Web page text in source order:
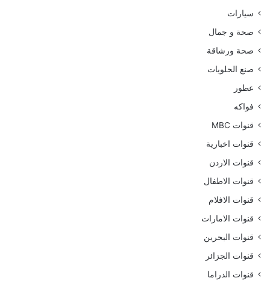
سيارات
صحة و جمال
صحة ورشاقة
صنع الحلويات
عطور
فواكه
قنوات MBC
قنوات اخبارية
قنوات الاردن
قنوات الاطفال
قنوات الافلام
قنوات الامارات
قنوات البحرين
قنوات الجزائر
قنوات الدراما